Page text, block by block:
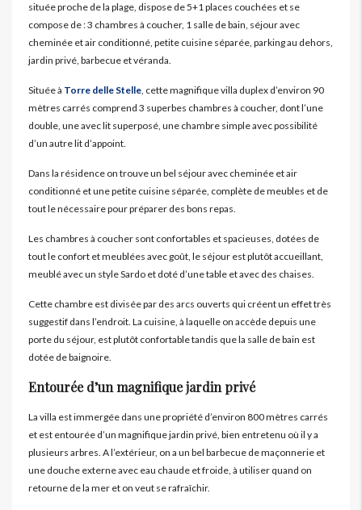
située proche de la plage, dispose de 5+1 places couchées et se
compose de : 3 chambres à coucher, 1 salle de bain, séjour avec
cheminée et air conditionné, petite cuisine séparée, parking au dehors,
jardin privé, barbecue et véranda.
Située à Torre delle Stelle, cette magnifique villa duplex d’environ 90
mètres carrés comprend 3 superbes chambres à coucher, dont l’une
double, une avec lit superposé, une chambre simple avec possibilité
d’un autre lit d’appoint.
Dans la résidence on trouve un bel séjour avec cheminée et air
conditionné et une petite cuisine séparée, complète de meubles et de
tout le nécessaire pour préparer des bons repas.
Les chambres à coucher sont confortables et spacieuses, dotées de
tout le confort et meublées avec goût, le séjour est plutôt accueillant,
meublé avec un style Sardo et doté d’une table et avec des chaises.
Cette chambre est divisée par des arcs ouverts qui créent un effet très
suggestif dans l’endroit. La cuisine, à laquelle on accède depuis une
porte du séjour, est plutôt confortable tandis que la salle de bain est
dotée de baignoire.
Entourée d’un magnifique jardin privé
La villa est immergée dans une propriété d’environ 800 mètres carrés
et est entourée d’un magnifique jardin privé, bien entretenu où il y a
plusieurs arbres. A l’extérieur, on a un bel barbecue de maçonnerie et
une douche externe avec eau chaude et froide, à utiliser quand on
retourne de la mer et on veut se rafraîchir.